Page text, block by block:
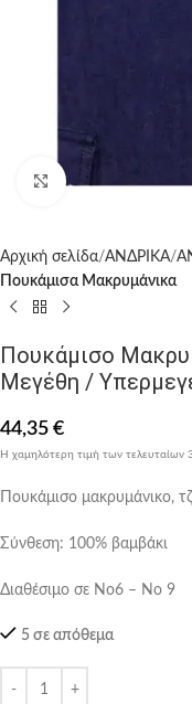
Click to enlarge
Αρχική σελίδα ΑΝΔΡΙΚΑ
Πουκάμισα Μακρυμάνικα
Πουκάμισο
Μεγέθη /
44,35 €
Η χαμηλότερη τιμή των τελευταίων
Πουκάμισο μακρυμάνικο,
Σύνθεση: 100% βαμβάκι
Διαθέσιμο σε Νο6 – Νο 9
5 σε απόθεμα